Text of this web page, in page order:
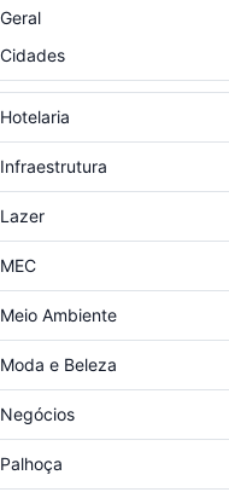
Geral
Cidades
Hotelaria
Infraestrutura
Lazer
MEC
Meio Ambiente
Moda e Beleza
Negócios
Palhoça